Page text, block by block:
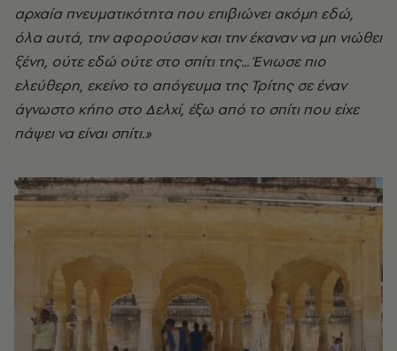
αρχαία πνευματικότητα που επιβιώνει ακόμη εδώ,
όλα αυτά, την αφορούσαν και την έκαναν να μη νιώθει
ξένη, ούτε εδώ ούτε στο σπίτι της... Ένιωσε πιο
ελεύθερη, εκείνο το απόγευμα της Τρίτης σε έναν
άγνωστο κήπο στο Δελχί, έξω από το σπίτι που είχε
πάψει να είναι σπίτι.»